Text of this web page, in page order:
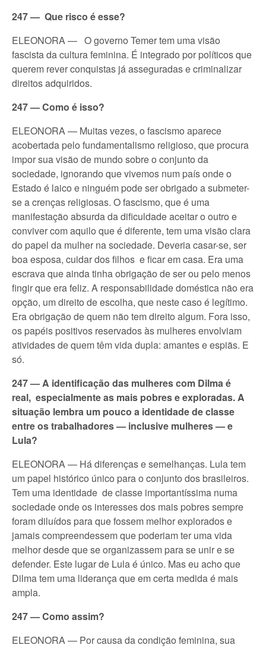
247 — Que risco é esse?
ELEONORA — O governo Temer tem uma visão
fascista da cultura feminina. É integrado por políticos que
querem rever conquistas já asseguradas e criminalizar
direitos adquiridos.
247 — Como é isso?
ELEONORA — Muitas vezes, o fascismo aparece
acobertada pelo fundamentalismo religioso, que procura
impor sua visão de mundo sobre o conjunto da
sociedade, ignorando que vivemos num país onde o
Estado é laico e ninguém pode ser obrigado a submeter-
se a crenças religiosas. O fascismo, que é uma
manifestação absurda da dificuldade aceitar o outro e
conviver com aquilo que é diferente, tem uma visão clara
do papel da mulher na sociedade. Deveria casar-se, ser
boa esposa, cuidar dos filhos e ficar em casa. Era uma
escrava que ainda tinha obrigação de ser ou pelo menos
fingir que era feliz. A responsabilidade doméstica não era
opção, um direito de escolha, que neste caso é legítimo.
Era obrigação de quem não tem direito algum. Fora isso,
os papéis positivos reservados às mulheres envolviam
atividades de quem têm vida dupla: amantes e espiãs. E
só.
247 — A identificação das mulheres com Dilma é
real, especialmente as mais pobres e exploradas. A
situação lembra um pouco a identidade de classe
entre os trabalhadores — inclusive mulheres — e
Lula?
ELEONORA — Há diferenças e semelhanças. Lula tem
um papel histórico único para o conjunto dos brasileiros.
Tem uma identidade de classe importantíssima numa
sociedade onde os interesses dos mais pobres sempre
foram diluídos para que fossem melhor explorados e
jamais compreendessem que poderiam ter uma vida
melhor desde que se organizassem para se unir e se
defender. Este lugar de Lula é único. Mas eu acho que
Dilma tem uma liderança que em certa medida é mais
ampla.
247 — Como assim?
ELEONORA — Por causa da condição feminina, sua